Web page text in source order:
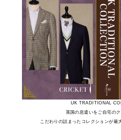
UK TRADITIONAL
英国の息遣いをご自宅のク
こだわりの詰まったコレクションが最